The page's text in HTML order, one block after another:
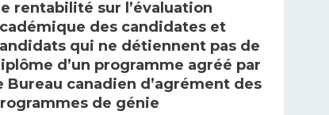
rentabilité sur l’évaluation
des candidates et
qui ne détiennent pas de
d’un programme agréé par
Bureau canadien d’agrément des
de génie